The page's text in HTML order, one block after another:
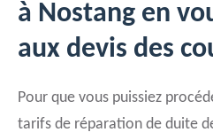
à Nostang en
aux devis des
Pour que vous puissiez
tarifs de réparation de duite